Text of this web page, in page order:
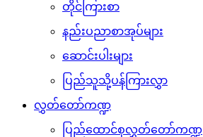
တိုင်ကြားစာ
နည်းပညာစာအုပ်များ
ဆောင်းပါးများ
ပြည်သူသို့ပန်ကြားလွှာ
လွှတ်တော်ကဏ္ဍ
ပြည်ထောင်စုလွှတ်တော်ကဏ္ဍ